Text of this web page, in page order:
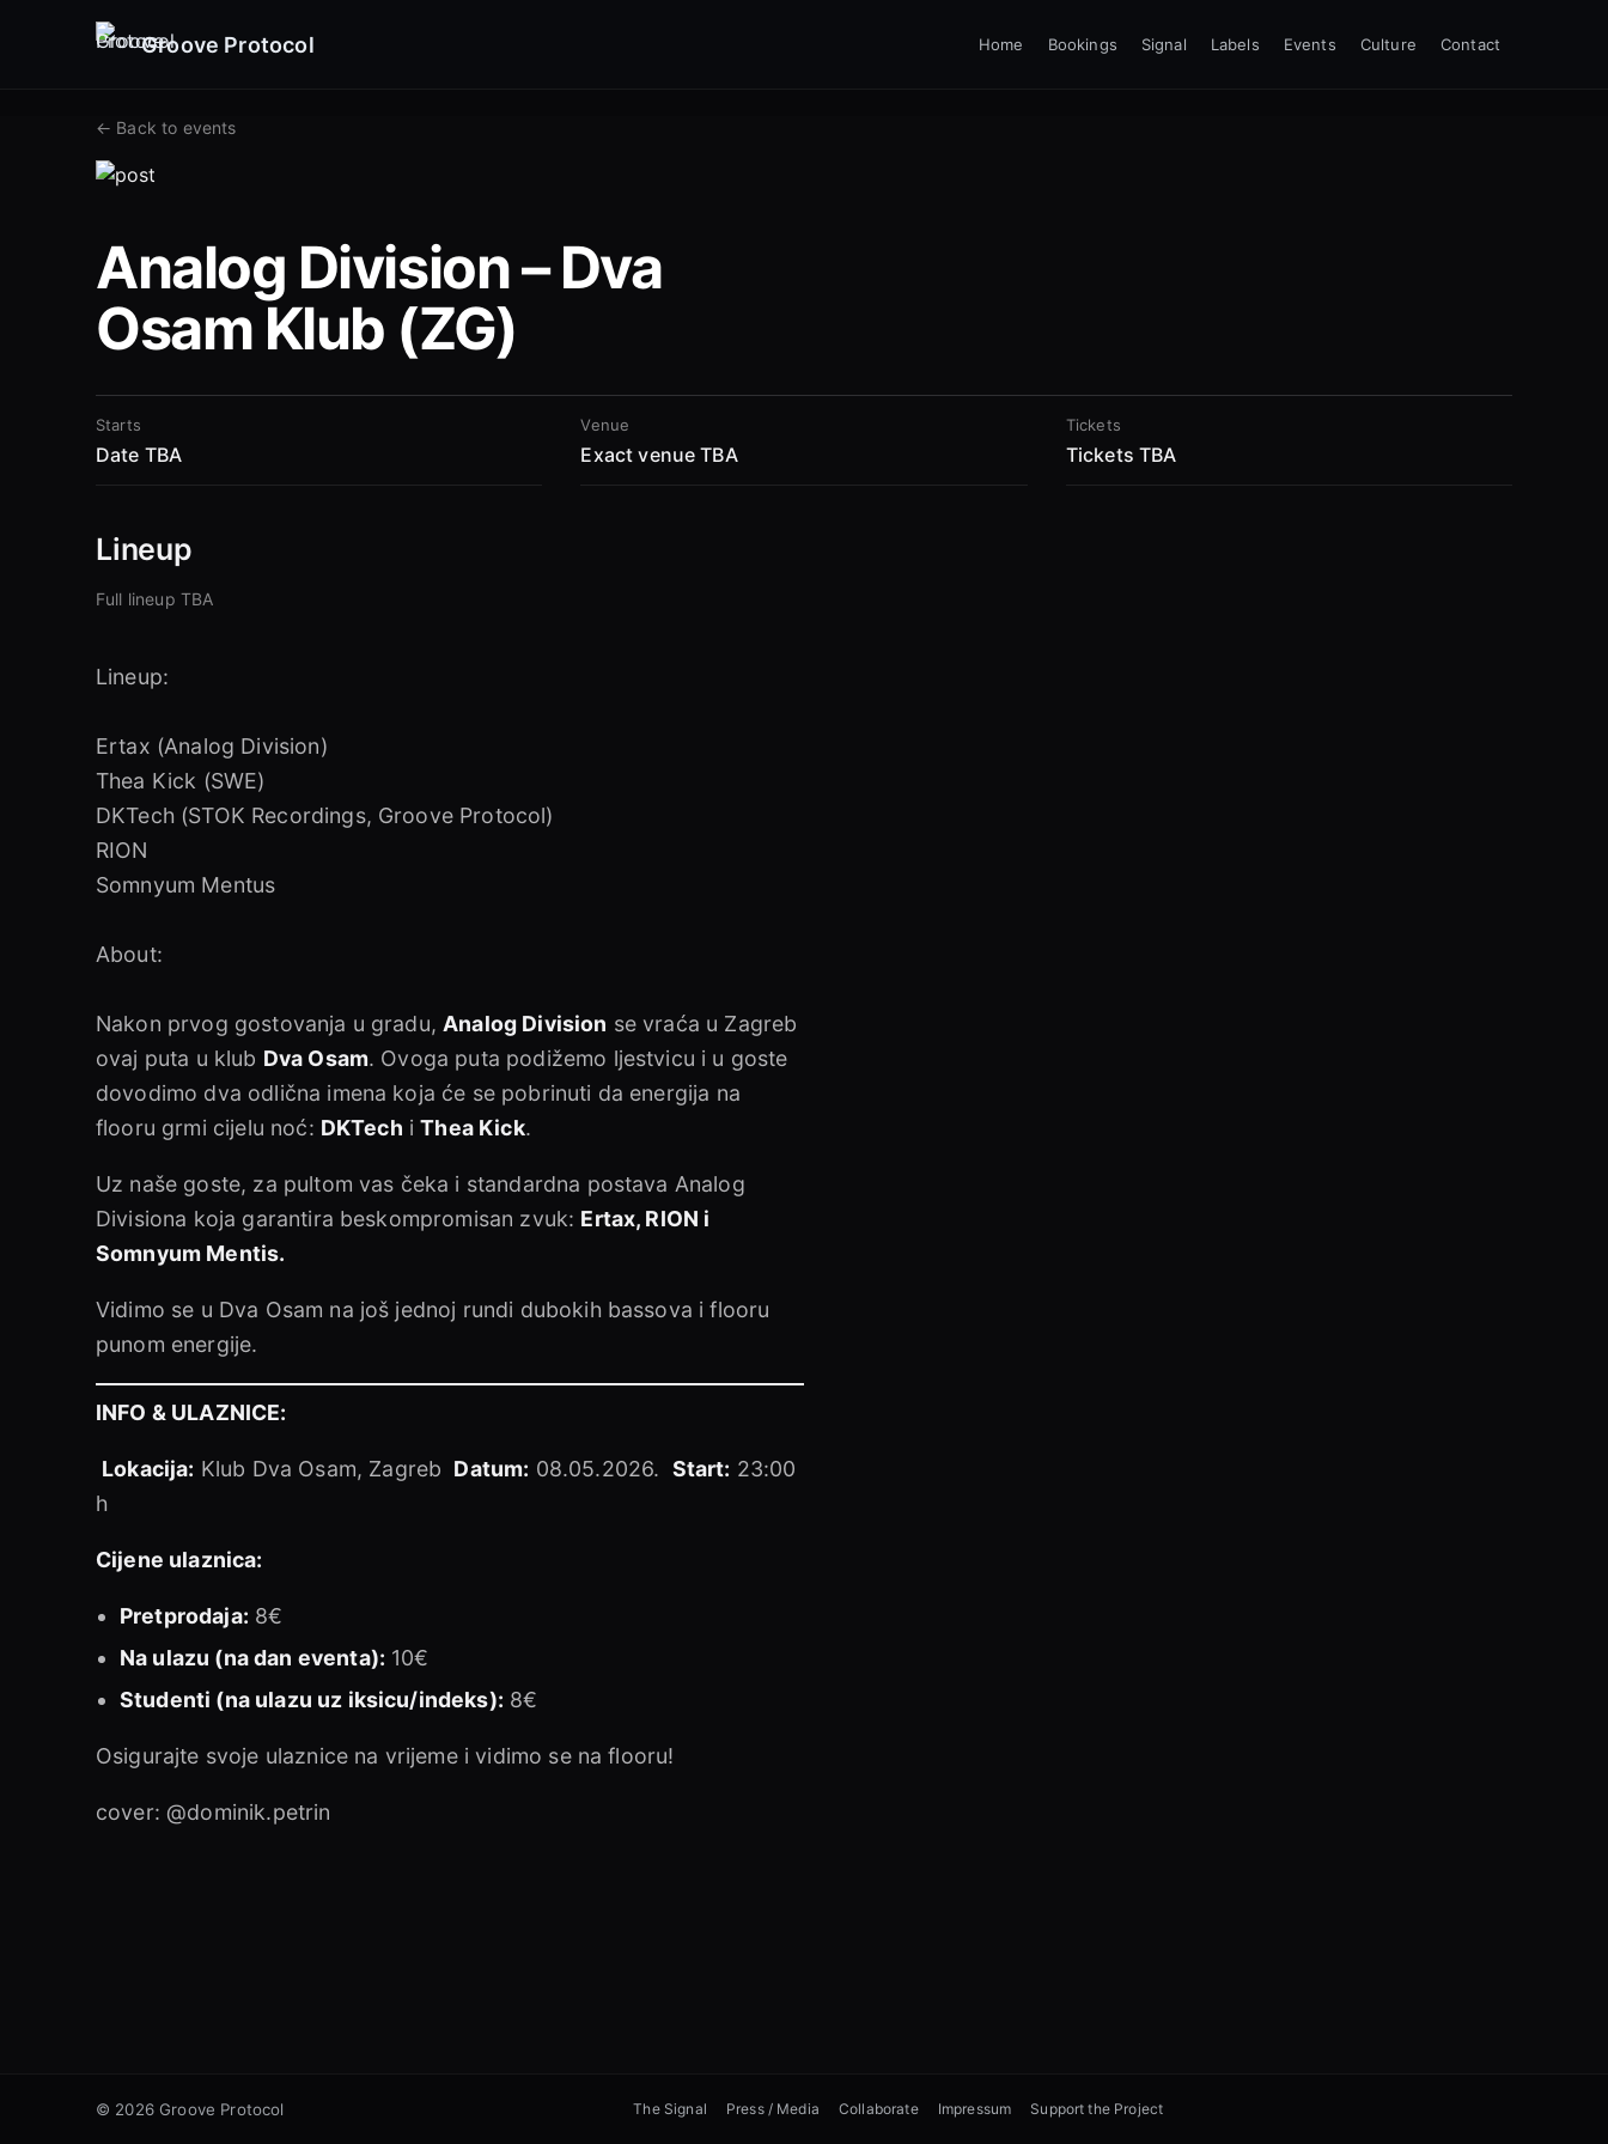
Groove Protocol Home Bookings Signal Labels Events Culture Contact
← Back to events
Analog Division – Dva
Osam Klub (ZG)
Starts
Date TBA
Venue
Exact venue TBA
Tickets
Tickets TBA
Lineup
Full lineup TBA
Lineup:
Ertax (Analog Division)
Thea Kick (SWE)
DKTech (STOK Recordings, Groove Protocol)
RION
Somnyum Mentus
About:
Nakon prvog gostovanja u gradu, Analog Division se vraća u Zagreb
ovaj puta u klub Dva Osam. Ovoga puta podižemo ljestvicu i u goste
dovodimo dva odlična imena koja će se pobrinuti da energija na
flooru grmi cijelu noć: DKTech iThea Kick.
Uz naše goste, za pultom vas čeka i standardna postava Analog
Divisiona koja garantira beskompromisan zvuk: Ertax, RION i
Somnyum Mentis.
Vidimo se u Dva Osam na još jednoj rundi dubokih bassova i flooru
punom energije.
INFO & ULAZNICE:
Lokacija: Klub Dva Osam, Zagreb Datum: 08.05.2026. Start: 23:00
h
Cijene ulaznica:
Pretprodaja: 8€
Na ulazu (na dan eventa): 10€
Studenti (na ulazu uz iksicu/indeks): 8€
Osigurajte svoje ulaznice na vrijeme i vidimo se na flooru!
cover: @dominik.petrin
© 2026 Groove Protocol The Signal Press / Media Collaborate Impressum Support the Project